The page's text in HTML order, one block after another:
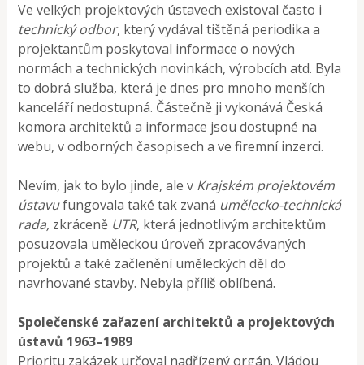
Ve velkých projektových ústavech existoval často i
technický odbor, který vydával tištěná periodika a
projektantům poskytoval informace o nových
normách a technických novinkách, výrobcích atd. Byla
to dobrá služba, která je dnes pro mnoho menších
kanceláří nedostupná. Částečně ji vykonává Česká
komora architektů a informace jsou dostupné na
webu, v odborných časopisech a ve firemní inzerci.
Nevím, jak to bylo jinde, ale v Krajském projektovém
ústavufungovala také tak zvaná umělecko-technická
rada, zkráceně UTR, která jednotlivým architektům
posuzovala uměleckou úroveň zpracovávaných
projektů a také začlenění uměleckých děl do
navrhované stavby. Nebyla příliš oblíbená.
Společenské zařazení architektů a projektových
ústavů 1963–1989
Prioritu zakázek určoval nadřízený orgán. Vládou